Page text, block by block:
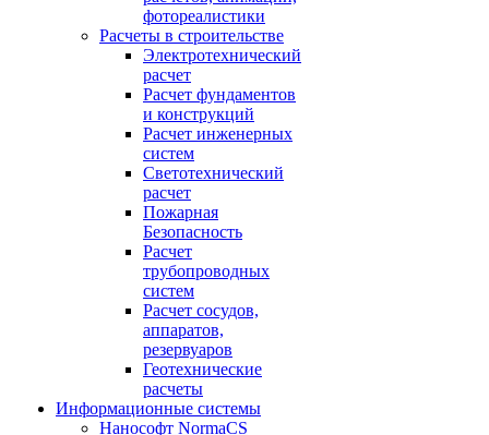
фотореалистики
Расчеты в строительстве
Электротехнический
расчет
Расчет фундаментов
и конструкций
Расчет инженерных
систем
Светотехнический
расчет
Пожарная
Безопасность
Расчет
трубопроводных
систем
Расчет сосудов,
аппаратов,
резервуаров
Геотехнические
расчеты
Информационные системы
Нанософт NormaCS